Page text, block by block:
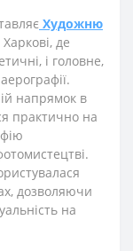
Художню
Харкові, де
і головне,
напрямок в
практично на
дозволяючи
на